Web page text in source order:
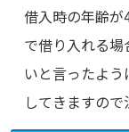
借入時の年齢
で借り入れる
いと言ったよ
してきますので